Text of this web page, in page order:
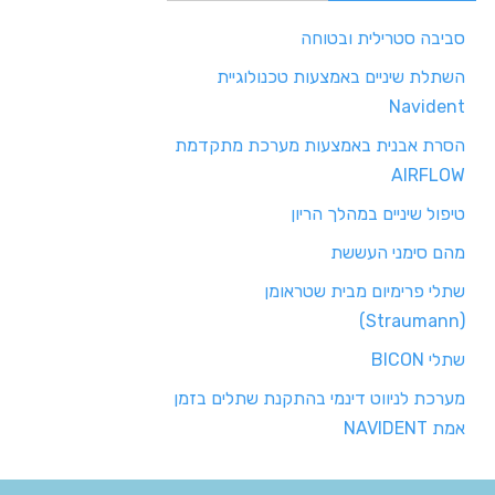
סביבה סטרילית ובטוחה
השתלת שיניים באמצעות טכנולוגיית
Navident
הסרת אבנית באמצעות מערכת מתקדמת
AIRFLOW
טיפול שיניים במהלך הריון
מהם סימני העששת
שתלי פרימיום מבית שטראומן
(Straumann)
שתלי BICON
מערכת לניווט דינמי בהתקנת שתלים בזמן
אמת NAVIDENT